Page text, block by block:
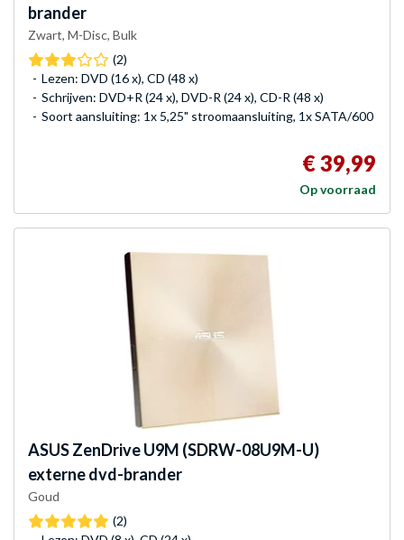
brander
Zwart, M-Disc, Bulk
(2)
Lezen: DVD (16 x), CD (48 x)
Schrijven: DVD+R (24 x), DVD-R (24 x), CD-R (48 x)
Soort aansluiting: 1x 5,25" stroomaansluiting, 1x SATA/600
€ 39,99
Op voorraad
ASUSZenDrive U9M (SDRW-08U9M-U)
externe dvd-brander
Goud
(2)